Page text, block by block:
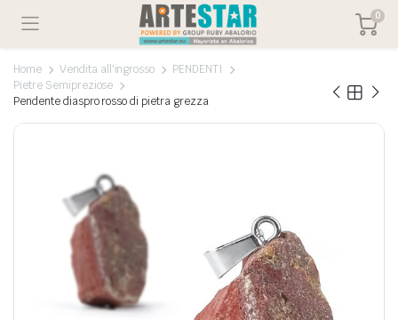
0
Home Vendita all'ingrosso
PENDENTI
Pietre Semipreziose
Pendente diaspro rosso di pietra grezza